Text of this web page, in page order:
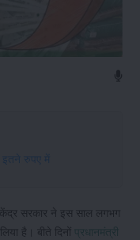
इतने रुपए में
सरकार ने इस साल लगभग
है। बीते दिनों
प्रधानमंत्री